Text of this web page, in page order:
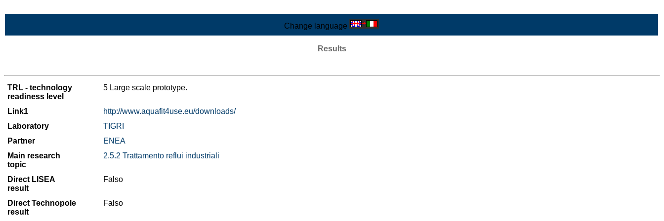
Change language
Results
TRL - technology
readiness level
5 Large scale prototype.
Link1
http://www.aquafit4use.eu/downloads/
Laboratory
TIGRI
Partner
ENEA
Main research
topic
2.5.2 Trattamento reflui industriali
Direct LISEA
result
Falso
Direct Technopole
result
Falso